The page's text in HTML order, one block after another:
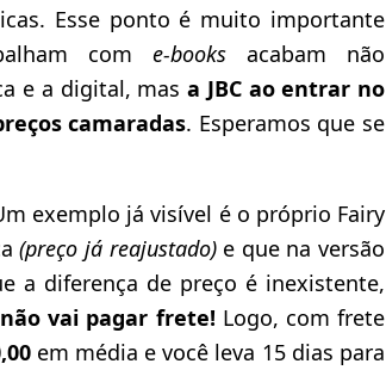
Esse ponto é muito importante
come-booksacabam não
e a digital, mas a JBC ao entrar no
camaradas. Esperamos que se
exemplo já visível é o próprio Fairy
(preço já reajustado) e que na versão
a diferença de preço é inexistente,
vai pagar frete! Logo, com frete
em média e você leva 15 dias para